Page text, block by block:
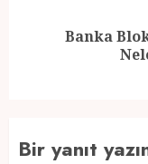
Banka
Bir yanıt